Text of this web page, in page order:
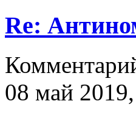
Re:
08 май